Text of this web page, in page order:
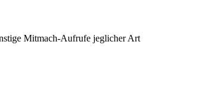
Mitmach-Aufrufe jeglicher Art